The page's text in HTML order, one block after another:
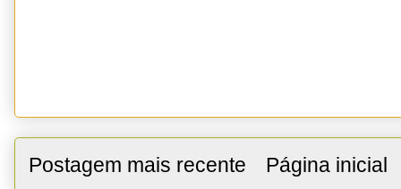
Postagem mais recente Página inicial